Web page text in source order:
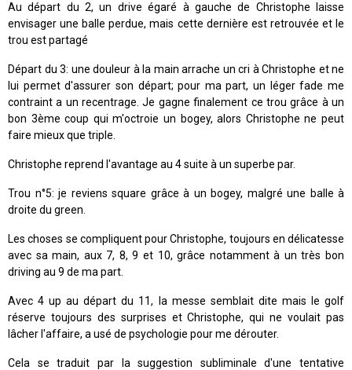
Au départ du 2, un drive égaré à gauche de Christophe laisse
envisager une balle perdue, mais cette dernière est retrouvée et le
trou est partagé
Départ du 3: une douleur à la main arrache un cri à Christophe et ne
lui permet d'assurer son départ; pour ma part, un léger fade me
contraint a un recentrage. Je gagne finalement ce trou grâce à un
bon 3ème coup qui m'octroie un bogey, alors Christophe ne peut
faire mieux que triple.
Christophe reprend l'avantage au 4 suite à un superbe par.
Trou n°5: je reviens square grâce à un bogey, malgré une balle à
droite du green.
Les choses se compliquent pour Christophe, toujours en délicatesse
avec sa main, aux 7, 8, 9 et 10, grâce notamment à un très bon
driving au 9 de ma part.
Avec 4 up au départ du 11, la messe semblait dite mais le golf
réserve toujours des surprises et Christophe, qui ne voulait pas
lâcher l'affaire, a usé de psychologie pour me dérouter.
Cela se traduit par la suggestion subliminale d'une tentative